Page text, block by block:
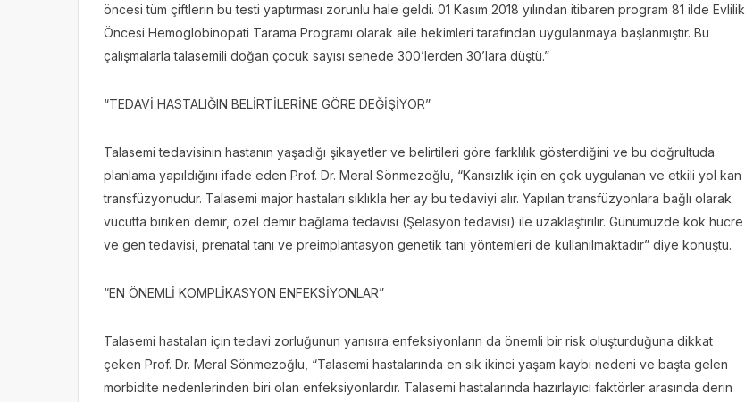
öncesi tüm çiftlerin bu testi yaptırması zorunlu hale geldi. 01 Kasım 2018 yılından itibaren program 81 ilde Evlilik
Öncesi Hemoglobinopati Tarama Programı olarak aile hekimleri tarafından uygulanmaya başlanmıştır. Bu
çalışmalarla talasemili doğan çocuk sayısı senede 300’lerden 30’lara düştü.”
“TEDAVİ HASTALIĞIN BELİRTİLERİNE GÖRE DEĞİŞİYOR”
Talasemi tedavisinin hastanın yaşadığı şikayetler ve belirtileri göre farklılık gösterdiğini ve bu doğrultuda
planlama yapıldığını ifade eden Prof. Dr. Meral Sönmezoğlu, “Kansızlık için en çok uygulanan ve etkili yol kan
transfüzyonudur. Talasemi major hastaları sıklıkla her ay bu tedaviyi alır. Yapılan transfüzyonlara bağlı olarak
vücutta biriken demir, özel demir bağlama tedavisi (Şelasyon tedavisi) ile uzaklaştırılır. Günümüzde kök hücre
ve gen tedavisi, prenatal tanı ve preimplantasyon genetik tanı yöntemleri de kullanılmaktadır” diye konuştu.
“EN ÖNEMLİ KOMPLİKASYON ENFEKSİYONLAR”
Talasemi hastaları için tedavi zorluğunun yanısıra enfeksiyonların da önemli bir risk oluşturduğuna dikkat
çeken Prof. Dr. Meral Sönmezoğlu, “Talasemi hastalarında en sık ikinci yaşam kaybı nedeni ve başta gelen
morbidite nedenlerinden biri olan enfeksiyonlardır. Talasemi hastalarında hazırlayıcı faktörler arasında derin